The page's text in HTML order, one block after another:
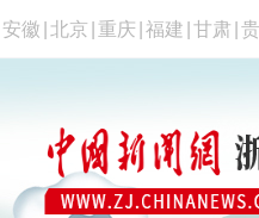
安徽 北京 重庆 福建 甘肃